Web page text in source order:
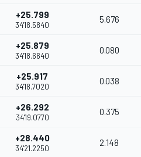
+25.799
34'18.5840
5.676
+25.879
34'18.6640
0.080
+25.917
34'18.7020
0.038
+26.292
34'19.0770
0.375
+28.440
34'21.2250
2.148